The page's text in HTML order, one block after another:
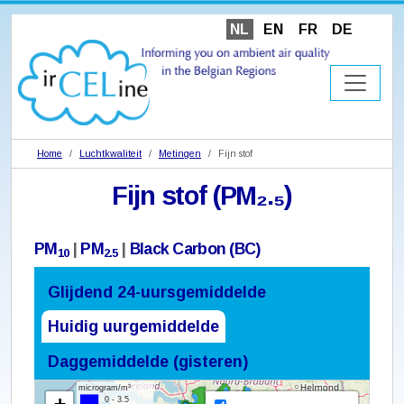
NL EN FR DE
Home Luchtkwaliteit Metingen Fijn stof
Fijn stof (PM₂.₅)
PM 10| PM2.5 Black Carbon (BC)
Glijdend 24-uursgemiddelde
Huidig uurgemiddelde
Daggemiddelde (gisteren)